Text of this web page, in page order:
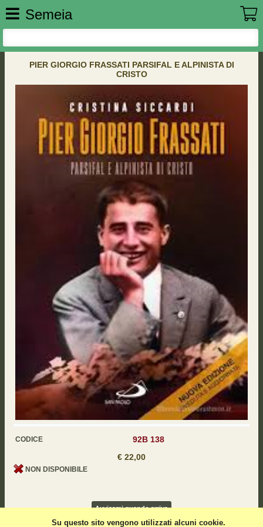
Su questo sito vengono utilizzati alcuni cookie.
Semeia
PIER GIORGIO FRASSATI PARSIFAL E ALPINISTA DI
CRISTO
CODICE
92B 138
€ 22,00
NON DISPONIBILE
Avvisami quando arriva